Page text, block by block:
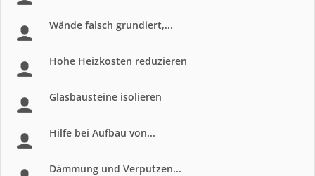
Wände falsch grundiert,...
Hohe Heizkosten reduzieren
Glasbausteine isolieren
Hilfe bei Aufbau von...
Dämmung und Verputzen...